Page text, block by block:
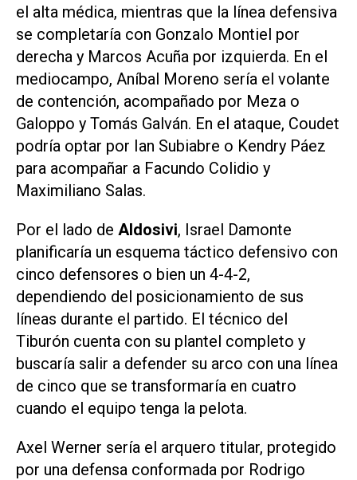
el alta médica, mientras que la línea defensiva
se completaría con Gonzalo Montiel por
derecha y Marcos Acuña por izquierda. En el
mediocampo, Aníbal Moreno sería el volante
de contención, acompañado por Meza o
Galoppo y Tomás Galván. En el ataque, Coudet
podría optar por Ian Subiabre o Kendry Páez
para acompañar a Facundo Colidio y
Maximiliano Salas.
Por el lado de Aldosivi, Israel Damonte
planificaría un esquema táctico defensivo con
cinco defensores o bien un 4-4-2,
dependiendo del posicionamiento de sus
líneas durante el partido. El técnico del
Tiburón cuenta con su plantel completo y
buscaría salir a defender su arco con una línea
de cinco que se transformaría en cuatro
cuando el equipo tenga la pelota.
Axel Werner sería el arquero titular, protegido
por una defensa conformada por Rodrigo